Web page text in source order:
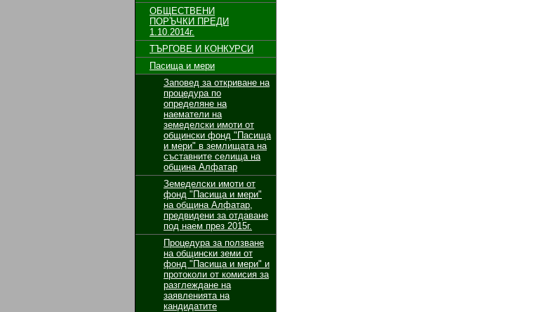
ОБЩЕСТВЕНИ
ПОРЪЧКИ ПРЕДИ
1.10.2014г.
ТЪРГОВЕ И КОНКУРСИ
Пасища и мери
Заповед за откриване на
процедура по
определяне на
наематели на
земеделски имоти от
общински фонд "Пасища
и мери" в землищата на
съставните селища на
община Алфатар
Земеделски имоти от
фонд "Пасища и мери"
на община Алфатар,
предвидени за отдаване
под наем през 2015г.
Процедура за ползване
на общински земи от
фонд "Пасища и мери" и
протоколи от комисия за
разглеждане на
заявленията на
кандидатите